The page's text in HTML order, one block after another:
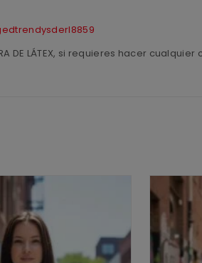
DE LÁTEX, si requieres hacer